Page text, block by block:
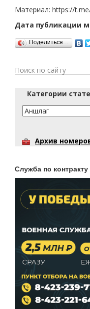
Материал: https://
Дата публикации
Поделиться…
Категории
Архив
Служба по контракту